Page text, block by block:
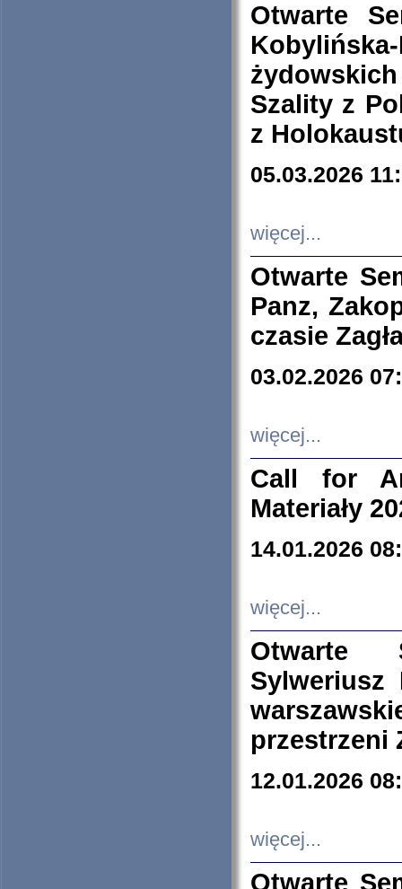
Otwarte
Szality z
z
05.03.2026
więcej...
Otwarte
Panz,
czasie
03.02.2026
więcej...
Call for
Materiały
14.01.2026
więcej...
Otwarte
Sylweriusz
przestrzeni
12.01.2026
więcej...
Otwarte